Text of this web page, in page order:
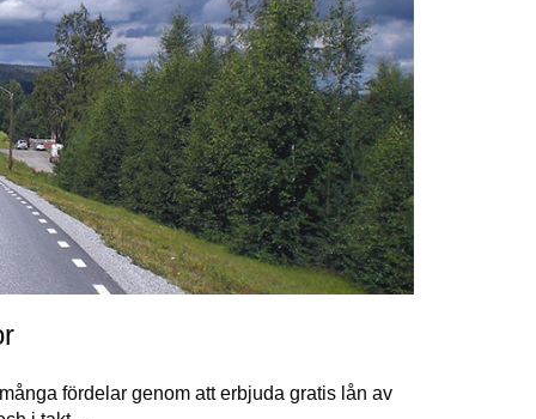
fördelar genom att erbjuda gratis lån av